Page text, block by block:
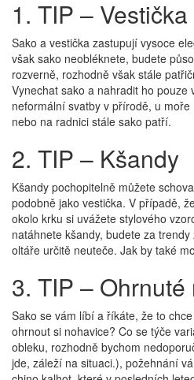
1. TIP –
Sako a vestička zastupují vysoce
však sako neobléknete, budete
rozverně, rozhodně však stále
Vynechat sako a nahradit ho pouze
neformální svatby v přírodě, u
nebo na radnici stále sako patří.
2. TIP – Kšandy
Kšandy pochopitelně můžete
podobně jako vestička. V případě,
okolo krku si uvážete stylového
natáhnete kšandy, budete za
oltáře určitě neuteče. Jak by také
3. TIP –
Sako se vám líbí a říkáte, že to
ohrnout si nohavice? Co se týče
obleku, rozhodně bychom
jde, záleží na situaci.), požehnání